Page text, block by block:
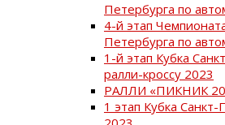
Петербурга по
4-й этап
Петербурга по
1-й этап Кубка
ралли-кроссу 2023
РАЛЛИ «ПИКНИК
1 этап Кубка